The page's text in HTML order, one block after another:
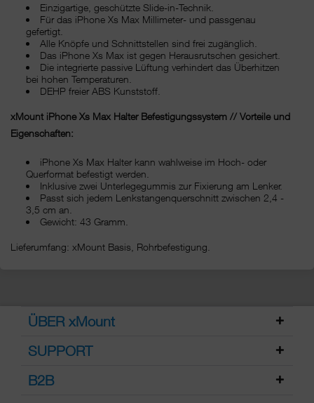
Einzigartige, geschützte Slide-in-Technik.
Für das iPhone Xs Max Millimeter- und passgenau
gefertigt.
Alle Knöpfe und Schnittstellen sind frei zugänglich.
Das iPhone Xs Max ist gegen Herausrutschen gesichert.
Die integrierte passive Lüftung verhindert das Überhitzen
bei hohen Temperaturen.
DEHP freier ABS Kunststoff.
xMount iPhone Xs Max Halter Befestigungssystem // Vorteile und
Eigenschaften:
iPhone Xs Max Halter kann wahlweise im Hoch- oder
Querformat befestigt werden.
Inklusive zwei Unterlegegummis zur Fixierung am Lenker.
Passt sich jedem Lenkstangenquerschnitt zwischen 2,4 -
3,5 cm an.
Gewicht: 43 Gramm.
Lieferumfang: xMount Basis, Rohrbefestigung.
ÜBER xMount
SUPPORT
B2B